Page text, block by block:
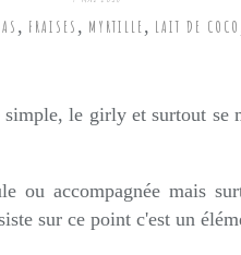
, FRAISES , MYRTILLE, LAIT DE COCO
le girly et surtout se
ou accompagnée mais
sur ce point c'est un